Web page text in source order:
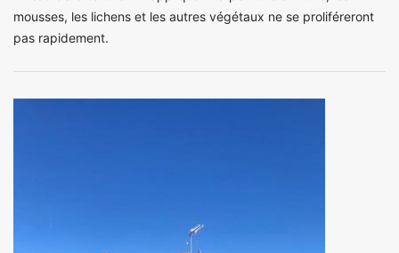
mousses, les lichens et les autres végétaux ne se proliféreront
pas rapidement.